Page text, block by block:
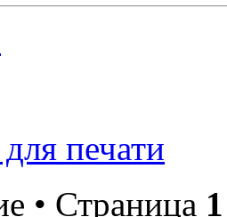
печати
• Страница 1